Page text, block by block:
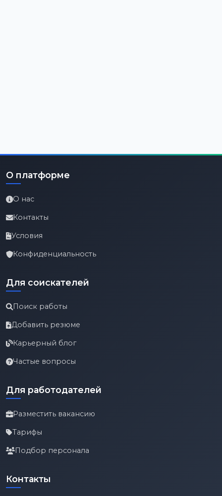
О платформе
О нас
Контакты
Условия
Конфиденциальность
Для соискателей
Поиск работы
Добавить резюме
Карьерный блог
Частые вопросы
Для работодателей
Разместить вакансию
Тарифы
Подбор персонала
Контакты